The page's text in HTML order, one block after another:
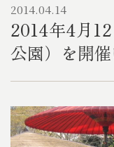
2014.04.14
2014年4月
公園）を開